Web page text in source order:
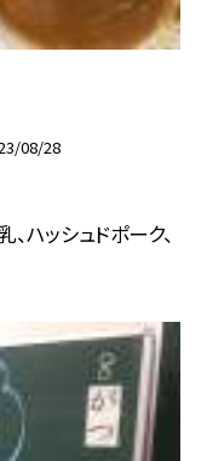
08/28
ハッシュドポーク、